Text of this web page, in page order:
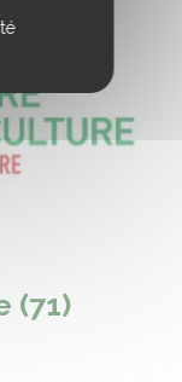
(71)